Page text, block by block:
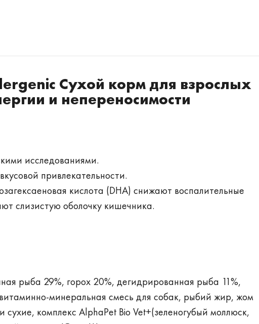
Сухой корм для взрослых
и непереносимости
исследованиями.
привлекательности.
кислота (DHA) снижают воспалительные
слизистую оболочку кишечника.
рыба 29%, горох 20%, дегидрированная рыба 11%,
минеральная смесь для собак, рыбий жир, жом
комплекс AlphaPet Bio Vet+(зеленогубый моллюск,